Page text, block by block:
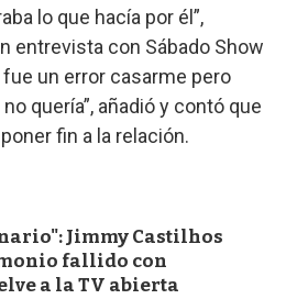
lo que hacía por él”,
entrevista con Sábado Show
fue un error casarme pero
no quería”, añadió y contó que
fin a la relación.
Jimmy Castilhos
fallido con
a la TV abierta